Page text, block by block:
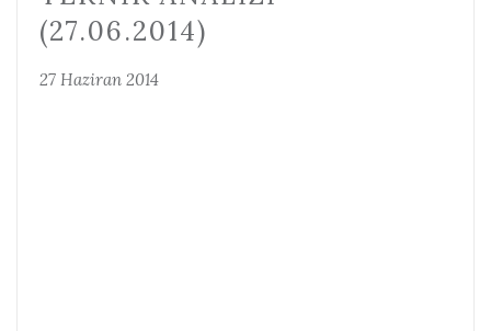
(27.06.2014)
27 Haziran 2014